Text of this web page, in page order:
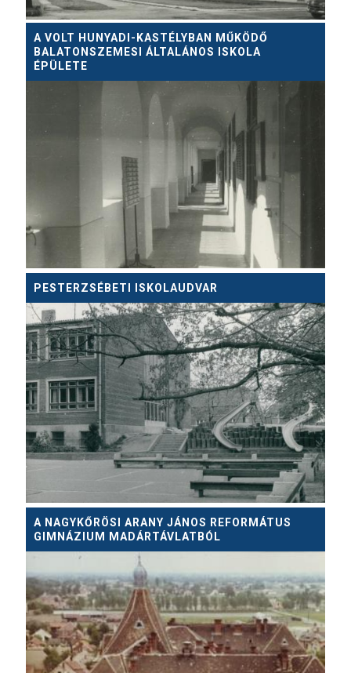
A VOLT HUNYADI-KASTÉLYBAN MŰKÖDŐ
BALATONSZEMESI ÁLTALÁNOS ISKOLA
ÉPÜLETE
PESTERZSÉBETI ISKOLAUDVAR
A NAGYKŐRÖSI ARANY JÁNOS REFORMÁTUS
GIMNÁZIUM MADÁRTÁVLATBÓL